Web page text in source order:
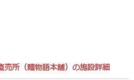
所（麺物語本舗）の施設詳細